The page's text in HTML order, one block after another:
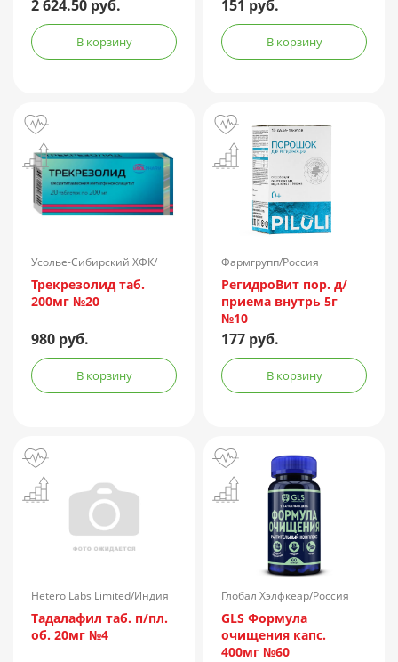
2 624.50 руб.
В корзину
151 руб.
В корзину
Усолье-Сибирский ХФК/
Россия
Трекрезолид таб.
200мг №20
980 руб.
В корзину
Фармгрупп/Россия
РегидроВит пор. д/
приема внутрь 5г
№10
177 руб.
В корзину
Hetero Labs Limited/Индия
Тадалафил таб. п/пл.
об. 20мг №4
Глобал Хэлфкеар/Россия
GLS Формула
очищения капс.
400мг №60